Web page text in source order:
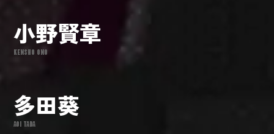
小野賢章
KENSHO ONO
多田葵
AOI TADA